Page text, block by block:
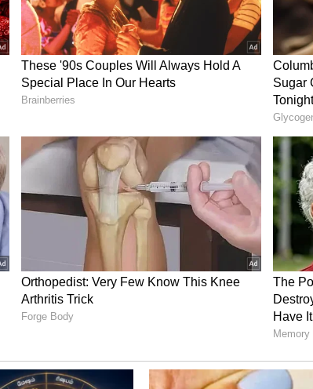
உள்ள நிலையில், இரு
வந்துள்ளன. இதனால்,
ஜஸ்பிர் சிங் பண்டி தனது
ஏற்பட்டிருக்கிறது. இதனால்
மத்தியில் ஆம் ஆத்மிக்கு எதிரான